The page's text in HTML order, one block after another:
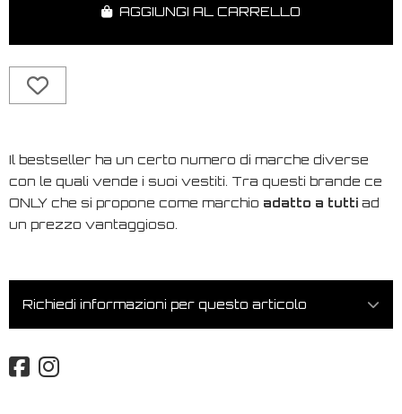
AGGIUNGI AL CARRELLO
Il bestseller ha un certo numero di marche diverse
con le quali vende i suoi vestiti. Tra questi brande ce
ONLY che si propone come marchio adatto a tutti ad
un prezzo vantaggioso.
Richiedi informazioni per questo articolo